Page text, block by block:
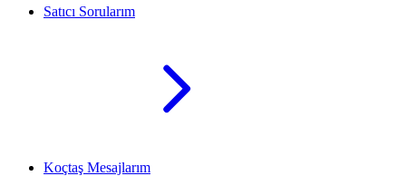
Satıcı Sorularım
Koçtaş Mesajlarım